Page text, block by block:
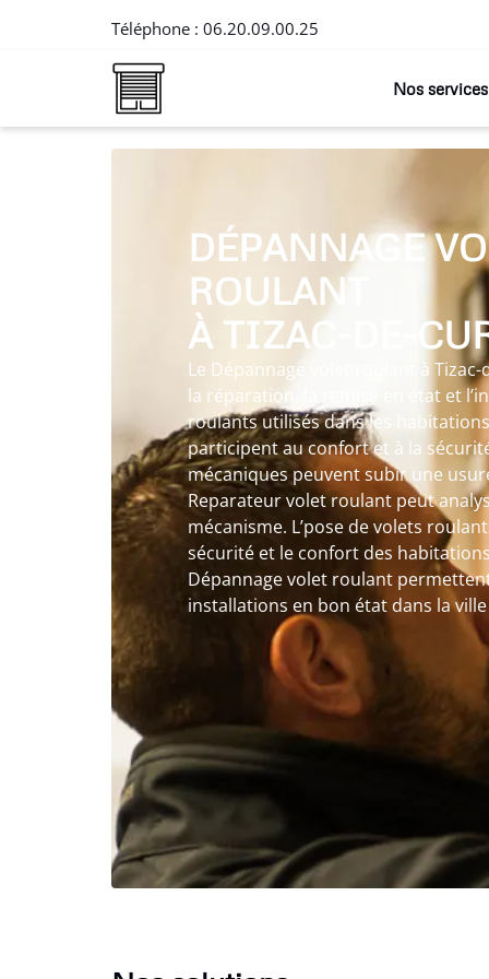
Téléphone : 06.20.09.00.25
Nos services
DÉPANNAGE
ROULANT
À TIZAC-DE-
Le Dépannage volet roulant à
la réparation, la remise en état et
roulants utilisés dans les
participent au confort et à la
mécaniques peuvent subir une
Reparateur volet roulant peut
mécanisme. L’pose de volets
sécurité et le confort des
Dépannage volet roulant
installations en bon état dans la